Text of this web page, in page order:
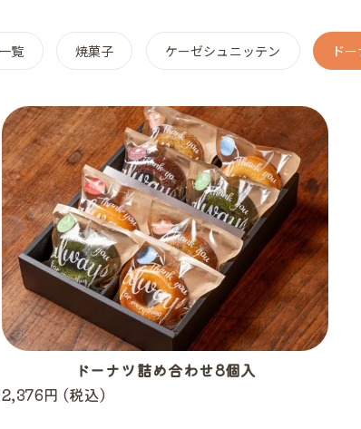
覧 焼菓子 ケーゼシュニッテン ド
ドーナツ詰め合わせ8個入
2,376円 (税込)